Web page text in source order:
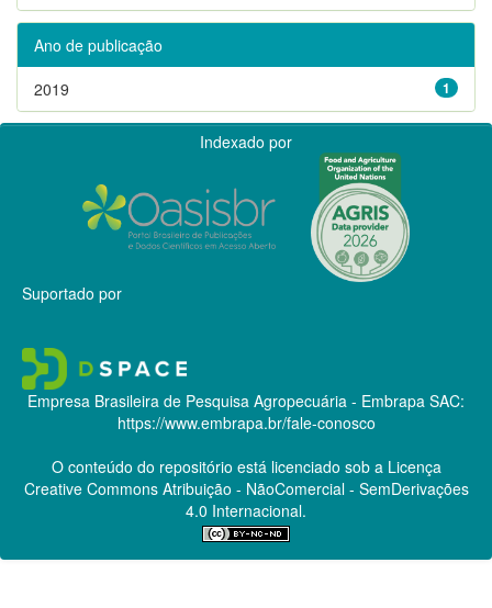
Ano de publicação
1
2019
Indexado por
Suportado por
Empresa Brasileira de Pesquisa Agropecuária - Embrapa SAC:
https://www.embrapa.br/fale-conosco
O conteúdo do repositório está licenciado sob a Licença
Creative CommonsAtribuição - NãoComercial - SemDerivações
4.0 Internacional.